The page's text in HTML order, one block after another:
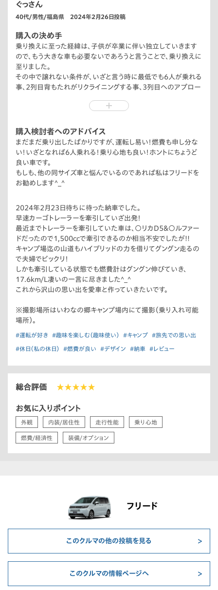
ぐっさん
40代/男性/福島県 2024年2月26日投稿
購入の決め手
乗り換えに至った経緯は、子供が卒業に伴い独立していきます
ので、もう大きな車も必要ないであろうと言うことで、乗り換えに
至りました。
その中で譲れない条件が、いざと言う時に最低でも6人が乗れる
事、2列目背もたれがリクライニングする事、3列目へのアプロー
購入検討者へのアドバイス
まだまだ乗り出したばかりですが、運転し易い！燃費も申し分な
い！いざとなれば6人乗れる！乗り心地も良い！ホントにちょうど
良い車です。
もしも、他の同サイズ車と悩んでいるのであれば私はフリードを
お勧めします^_^
2024年2月23日待ちに待った納車でした。
早速カーゴトレーラーを牽引していざ出発！
最近までトレーラーを牽引していた車は、○リカD5＆○ルファー
ドだったので1,500ccで牽引できるのか相当不安でしたが!!
キャンプ場迄の山道もハイブリッドの力を借りてグングン走るの
で夫婦でビックリ！
しかも牽引している状態でも燃費計はグングン伸びていき、
17.6km/L凄いの一言に尽きました^_^
これから沢山の思い出を愛車と作っていきたいです。
※撮影場所はいわなの郷キャンプ場内にて撮影（乗り入れ可能
場所）。
#運転が好き #趣味を楽しむ（趣味使い） #キャンプ #旅先での思い出
#休日（私の休日） #燃費が良い #デザイン #納車 #レビュー
総合評価 ★★★★★
お気に入りポイント
外観 内装/居住性 走行性能 乗り心地
燃費/経済性 装備/オプション
フリード
このクルマの他の投稿を見る
このクルマの情報ページへ